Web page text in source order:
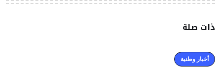
ذات صلة
أخبار وطنية